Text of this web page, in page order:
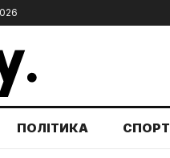
ПОЛІТИКА СПОРТ